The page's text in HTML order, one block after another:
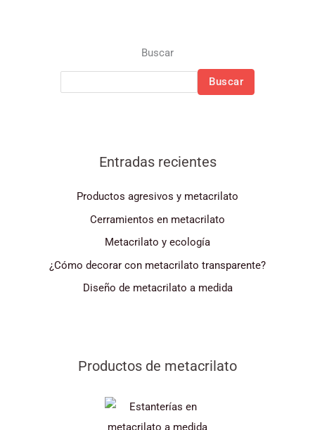
Buscar
Buscar
Entradas recientes
Productos agresivos y metacrilato
Cerramientos en metacrilato
Metacrilato y ecología
¿Cómo decorar con metacrilato transparente?
Diseño de metacrilato a medida
Productos de metacrilato